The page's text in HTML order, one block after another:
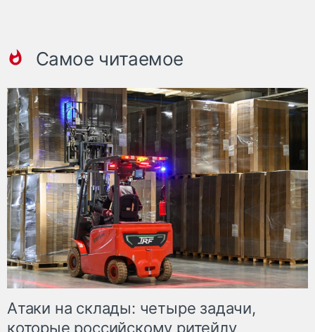
Самое читаемое
Атаки на склады: четыре задачи,
которые российскому ритейлу